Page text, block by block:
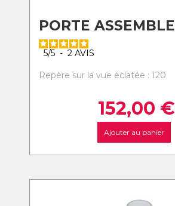
PORTE ASSEMBLE
5/5 - 2 AVIS
Repère sur la vue éclatée : 120
152,00 €
Ajouter au panier